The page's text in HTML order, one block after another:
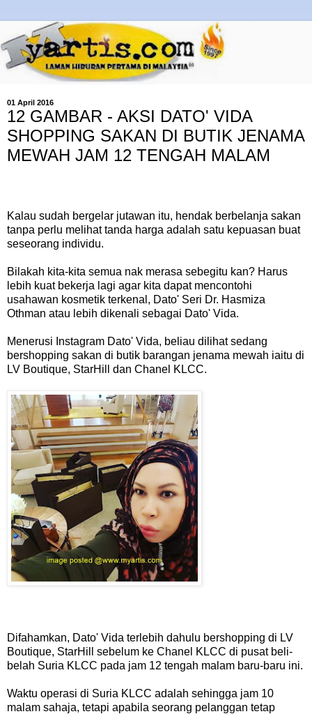
01 April 2016
12 GAMBAR - AKSI DATO' VIDA
SHOPPING SAKAN DI BUTIK JENAMA
MEWAH JAM 12 TENGAH MALAM
Kalau sudah bergelar jutawan itu, hendak berbelanja sakan
tanpa perlu melihat tanda harga adalah satu kepuasan buat
seseorang individu.
Bilakah kita-kita semua nak merasa sebegitu kan? Harus
lebih kuat bekerja lagi agar kita dapat mencontohi
usahawan kosmetik terkenal, Dato' Seri Dr. Hasmiza
Othman atau lebih dikenali sebagai Dato' Vida.
Menerusi Instagram Dato' Vida, beliau dilihat sedang
bershopping sakan di butik barangan jenama mewah iaitu di
LV Boutique, StarHill dan Chanel KLCC.
Difahamkan, Dato' Vida terlebih dahulu bershopping di LV
Boutique, StarHill sebelum ke Chanel KLCC di pusat beli-
belah Suria KLCC pada jam 12 tengah malam baru-baru ini.
Waktu operasi di Suria KLCC adalah sehingga jam 10
malam sahaja, tetapi apabila seorang pelanggan tetap